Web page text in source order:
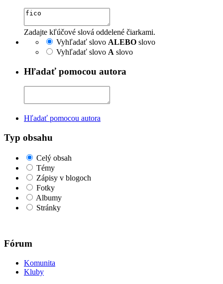
Zadajte kľúčové slová oddelené čiarkami.
Vyhľadať slovo ALEBO slovo
Vyhľadať slovo A slovo
Hľadať pomocou autora
Hľadať pomocou autora
Typ obsahu
Celý obsah
Témy
Zápisy v blogoch
Fotky
Albumy
Stránky
Fórum
Komunita
Kluby